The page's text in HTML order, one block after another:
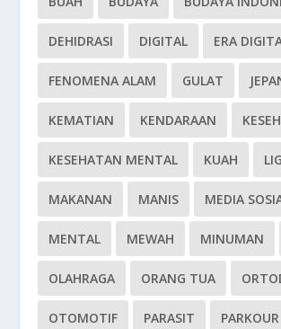
DEHIDRASI DIGITAL ERA
FENOMENA ALAM GULAT
KEMATIAN KENDARAAN
KESEHATAN MENTAL KUAH
MAKANAN MANIS MEDIA
MENTAL MEWAH MINUMAN
OLAHRAGA ORANG TUA
OTOMOTIF PARASIT PARKOUR